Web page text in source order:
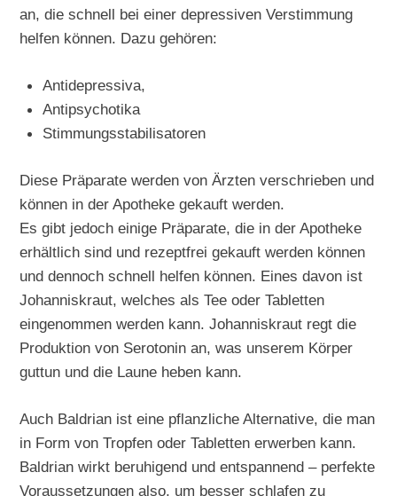
an, die schnell bei einer depressiven Verstimmung
helfen können. Dazu gehören:
Antidepressiva,
Antipsychotika
Stimmungsstabilisatoren
Diese Präparate werden von Ärzten verschrieben und
können in der Apotheke gekauft werden.
Es gibt jedoch einige Präparate, die in der Apotheke
erhältlich sind und rezeptfrei gekauft werden können
und dennoch schnell helfen können. Eines davon ist
Johanniskraut, welches als Tee oder Tabletten
eingenommen werden kann. Johanniskraut regt die
Produktion von Serotonin an, was unserem Körper
guttun und die Laune heben kann.
Auch Baldrian ist eine pflanzliche Alternative, die man
in Form von Tropfen oder Tabletten erwerben kann.
Baldrian wirkt beruhigend und entspannend – perfekte
Voraussetzungen also, um besser schlafen zu